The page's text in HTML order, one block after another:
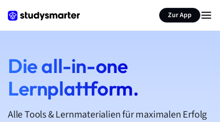
Zur App
Die all-in-one
Lernplattform.
Alle Tools & Lernmaterialien für maximalen Erfolg